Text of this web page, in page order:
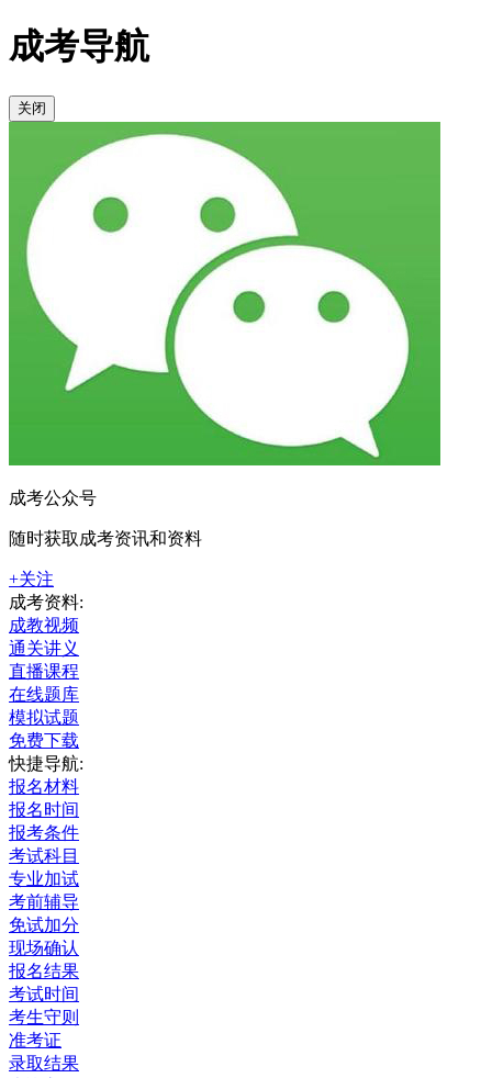
成考导航
关闭
成考公众号
随时获取成考资讯和资料
+关注
成考资料:
成教视频
通关讲义
直播课程
在线题库
模拟试题
免费下载
快捷导航:
报名材料
报名时间
报考条件
考试科目
专业加试
考前辅导
免试加分
现场确认
报名结果
考试时间
考生守则
准考证
录取结果